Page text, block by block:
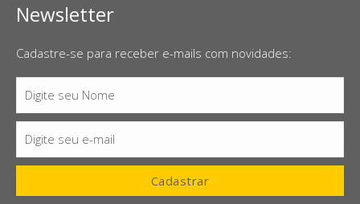
Newsletter
Cadastre-se para receber e-mails com novidades:
Nome
Digite seu Nome
E-
mail
Digite seu e-mail
Cadastrar